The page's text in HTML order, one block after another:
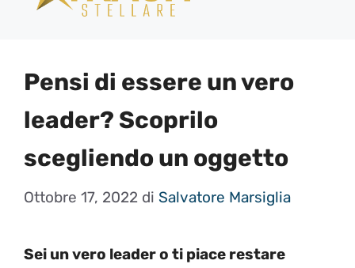
Pensi di essere un vero
leader? Scoprilo
scegliendo un oggetto
Ottobre 17, 2022 di Salvatore Marsiglia
Sei un vero leader o ti piace restare